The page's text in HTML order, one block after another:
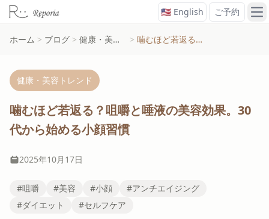
🇺🇸 English ご予約 メ
ホーム > ブログ > 健康・美容トレンド > 噛むほど若返る？咀嚼と唾液の美容効果。30代から始める小顔習慣
健康・美容トレンド
噛むほど若返る？咀嚼と唾液の美容効果。30
代から始める小顔習慣
2025年10月17日
#咀嚼 #美容 #小顔
#アンチエイジング
#ダイエット
#セルフケア